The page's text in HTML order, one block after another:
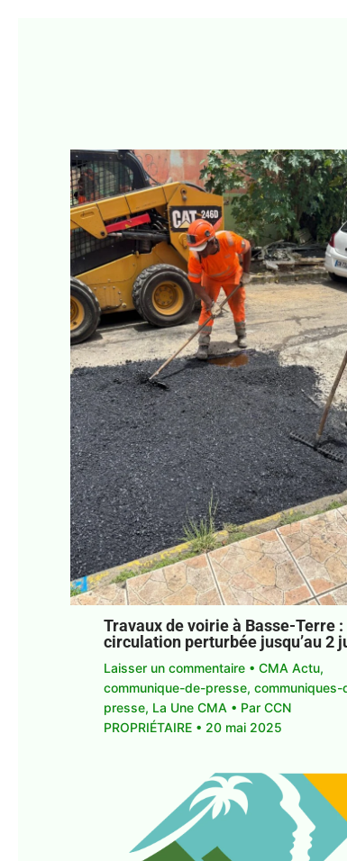
Travaux de voirie à Basse-Terre :
circulation perturbée jusqu’au 2
communique-de-presse
communiques-
presse
La Une CMA • Par
PROPRIÉTAIRE